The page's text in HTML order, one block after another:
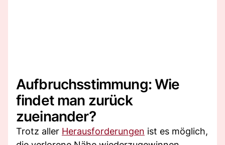
Aufbruchsstimmung: Wie
findet man zurück
zueinander?
Trotz aller Herausforderungen ist es möglich,